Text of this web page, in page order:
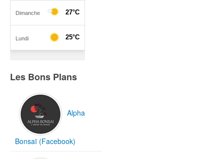
Les Bons Plans
Alpha
Bonsaï (Facebook)